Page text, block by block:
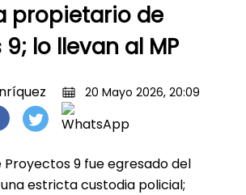
propietario de
lo llevan al MP
20 Mayo 2026, 20:09
9 fue egresado del
estricta custodia policial;